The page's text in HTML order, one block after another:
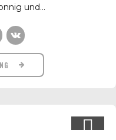
und...